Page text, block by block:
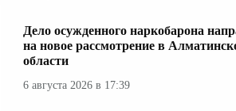
Дело осужденного наркобарона
на новое рассмотрение в
области
6 августа 2026 в 17:39